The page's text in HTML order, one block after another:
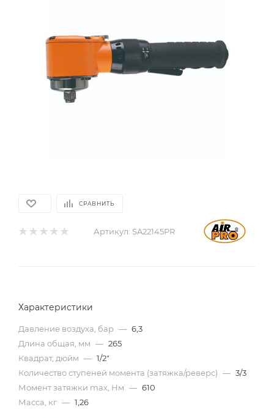
СРАВНИТЬ
Артикул: SA22145PR
Характеристики
Давление воздуха, бар — 6,3
Длина общая, мм — 265
Квадрат, дюйм — 1/2"
Количество ступеней момента (затяжка/реверс) — 3/3
Момент затяжки max, Нм — 610
Масса, кг — 1,26